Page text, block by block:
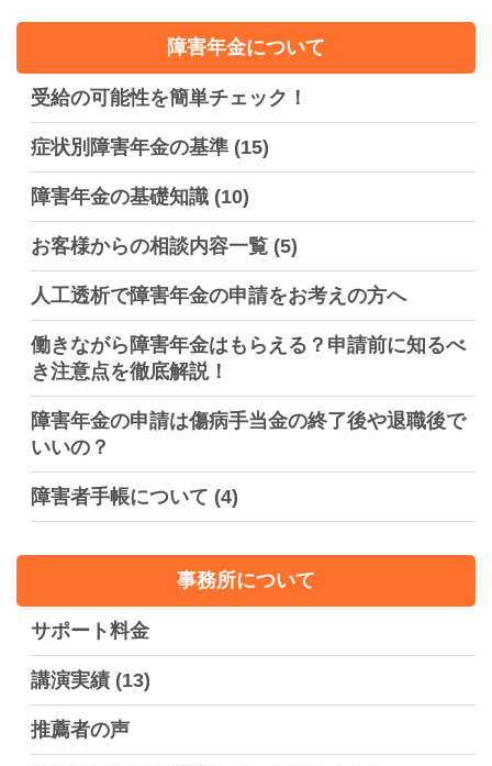
障害年金について
受給の可能性を簡単チェック！
症状別障害年金の基準 (15)
障害年金の基礎知識 (10)
お客様からの相談内容一覧 (5)
人工透析で障害年金の申請をお考えの方へ
働きながら障害年金はもらえる？申請前に知るべ
き注意点を徹底解説！
障害年金の申請は傷病手当金の終了後や退職後で
いいの？
障害者手帳について (4)
事務所について
サポート料金
講演実績 (13)
推薦者の声